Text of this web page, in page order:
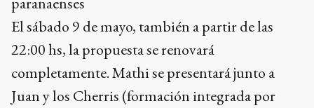
El sábado 9 de mayo, también a partir de las
22:00 hs, la propuesta se renovará
completamente. Mathi se presentará junto a
Juan y los Cherris (formación integrada por